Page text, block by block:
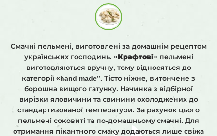
Cмачні пельмені, виготовлені за домашнім рецептом
українських господинь. «Крафтові»пельмені
виготовляються вручну, тому відносяться до
категорії «hand made”. Тісто ніжне, витончене з
борошна вищого гатунку. Начинка з відбірної
вирізки яловичини та свинини охолоджених до
стандартизованої температури. За рахунок цього
пельмені соковиті та по-домашньому смачні. Для
отримання пікантного смаку додаються лише свіжа